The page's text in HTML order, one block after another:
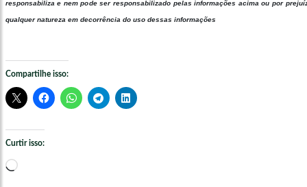
responsabiliza e nem pode ser responsabilizado pelas informações acima ou por
qualquer natureza em decorrência do uso dessas informações
Compartilhe isso:
Curtir isso:
Carregando...